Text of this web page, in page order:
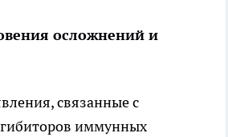
осложнений и
связанные с
иммунных